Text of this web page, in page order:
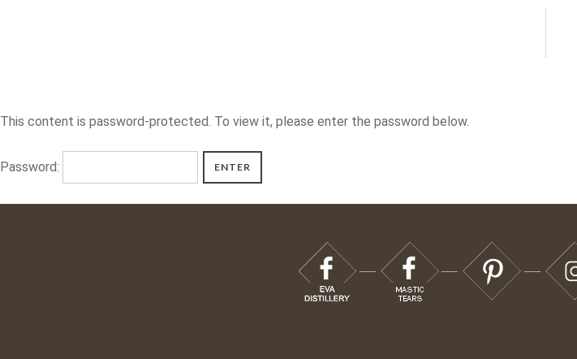
This content is password-protected. To view it, please enter the password below.
Password: